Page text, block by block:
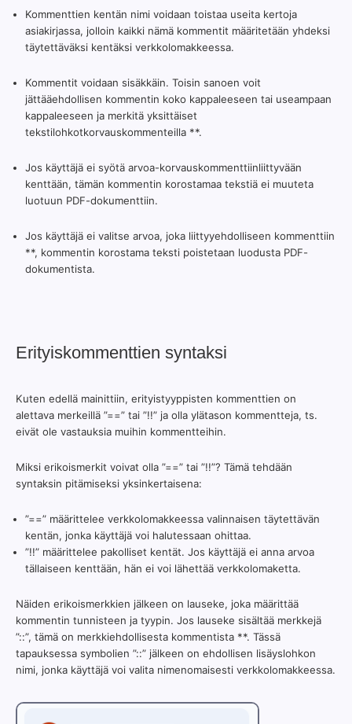
Kommenttien kentän nimi voidaan toistaa useita kertoja
asiakirjassa, jolloin kaikki nämä kommentit määritetään yhdeksi
täytettäväksi kentäksi verkkolomakkeessa.
Kommentit voidaan sisäkkäin. Toisin sanoen voit
jättääehdollisen kommentin koko kappaleeseen tai useampaan
kappaleeseen ja merkitä yksittäiset
tekstilohkotkorvauskommenteilla **.
Jos käyttäjä ei syötä arvoa-korvauskommenttiinliittyvään
kenttään, tämän kommentin korostamaa tekstiä ei muuteta
luotuun PDF-dokumenttiin.
Jos käyttäjä ei valitse arvoa, joka liittyyehdolliseen kommenttiin
**, kommentin korostama teksti poistetaan luodusta PDF-
dokumentista.
Erityiskommenttien syntaksi
Kuten edellä mainittiin, erityistyyppisten kommenttien on
alettava merkeillä ”==” tai ”!!” ja olla ylätason kommentteja, ts.
eivät ole vastauksia muihin kommentteihin.
Miksi erikoismerkit voivat olla ”==” tai ”!!”? Tämä tehdään
syntaksin pitämiseksi yksinkertaisena:
”==” määrittelee verkkolomakkeessa valinnaisen täytettävän
kentän, jonka käyttäjä voi halutessaan ohittaa.
”!!” määrittelee pakolliset kentät. Jos käyttäjä ei anna arvoa
tällaiseen kenttään, hän ei voi lähettää verkkolomaketta.
Näiden erikoismerkkien jälkeen on lauseke, joka määrittää
kommentin tunnisteen ja tyypin. Jos lauseke sisältää merkkejä
”::”, tämä on merkkiehdollisesta kommentista **. Tässä
tapauksessa symbolien ”::” jälkeen on ehdollisen lisäyslohkon
nimi, jonka käyttäjä voi valita nimenomaisesti verkkolomakkeessa.